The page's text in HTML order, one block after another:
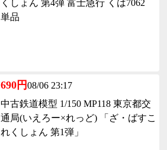
くしょん 第4弾 富士急行 くは7062
単品
690円08/06 23:17
中古鉄道模型 1/150 MP118 東京都交
通局(いえろー×れっど) 「ざ・ばすこ
れくしょん 第1弾」